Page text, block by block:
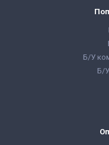
підключення,
клавіатура,
гарантійний
видаткова
Б/У
Б/